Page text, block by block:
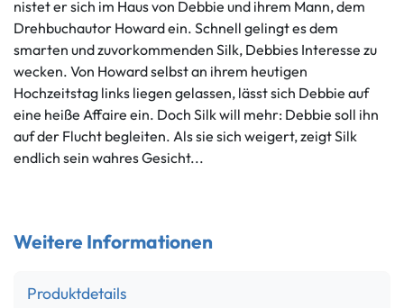
nistet er sich im Haus von Debbie und ihrem Mann, dem
Drehbuchautor Howard ein. Schnell gelingt es dem
smarten und zuvorkommenden Silk, Debbies Interesse zu
wecken. Von Howard selbst an ihrem heutigen
Hochzeitstag links liegen gelassen, lässt sich Debbie auf
eine heiße Affaire ein. Doch Silk will mehr: Debbie soll ihn
auf der Flucht begleiten. Als sie sich weigert, zeigt Silk
endlich sein wahres Gesicht...
Weitere Informationen
Produktdetails